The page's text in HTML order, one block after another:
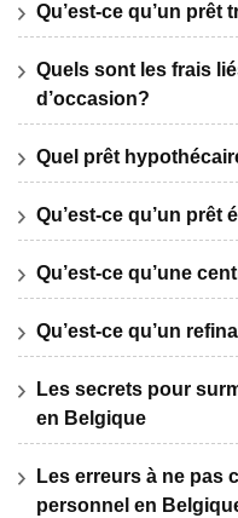
Qu’est-ce qu’un prêt
Quels sont les frais
d’occasion?
Quel prêt
Qu’est-ce qu’un prêt
Qu’est-ce qu’une
Qu’est-ce qu’un
Les secrets pour
en Belgique
Les erreurs à ne pas
personnel en